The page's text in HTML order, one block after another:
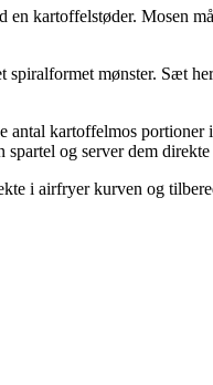
kartoffelstøder. Mosen
mønster. Sæt
kartoffelmos
og server dem
i airfryer kurven og